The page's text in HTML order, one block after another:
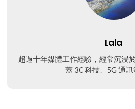
Lala
超過十年媒體工作經驗，經常沉浸
蓋 3C 科技、5G 通訊